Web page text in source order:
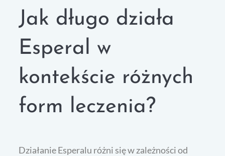
Jak długo działa
Esperal w
kontekście różnych
form leczenia?
Działanie Esperalu różni się w zależności od